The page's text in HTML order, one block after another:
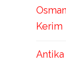
Kerim
Antika